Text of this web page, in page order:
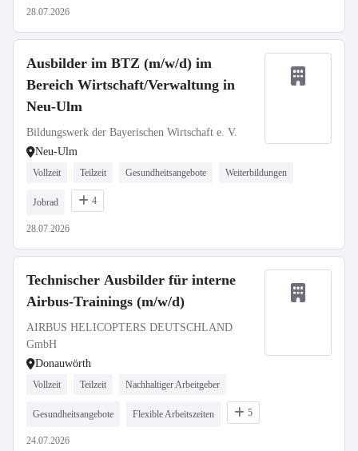
28.07.2026
Ausbilder im BTZ (m/w/d) im
Bereich Wirtschaft/Verwaltung in
Neu-Ulm
Bildungswerk der Bayerischen Wirtschaft e. V.
Neu-Ulm
Vollzeit Teilzeit Gesundheitsangebote Weiterbildungen
Jobrad 4
28.07.2026
Technischer Ausbilder für interne
Airbus-Trainings (m/w/d)
AIRBUS HELICOPTERS DEUTSCHLAND
GmbH
Donauwörth
Vollzeit Teilzeit Nachhaltiger Arbeitgeber
Gesundheitsangebote Flexible Arbeitszeiten 5
24.07.2026